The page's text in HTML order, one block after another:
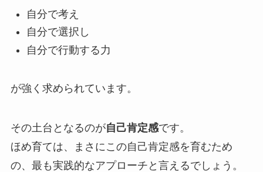
自分で考え
自分で選択し
自分で行動する力
が強く求められています。
その土台となるのが自己肯定感です。
ほめ育ては、まさにこの自己肯定感を育むため
の、最も実践的なアプローチと言えるでしょう。